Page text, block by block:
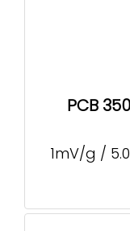
PCB
1mV/g /